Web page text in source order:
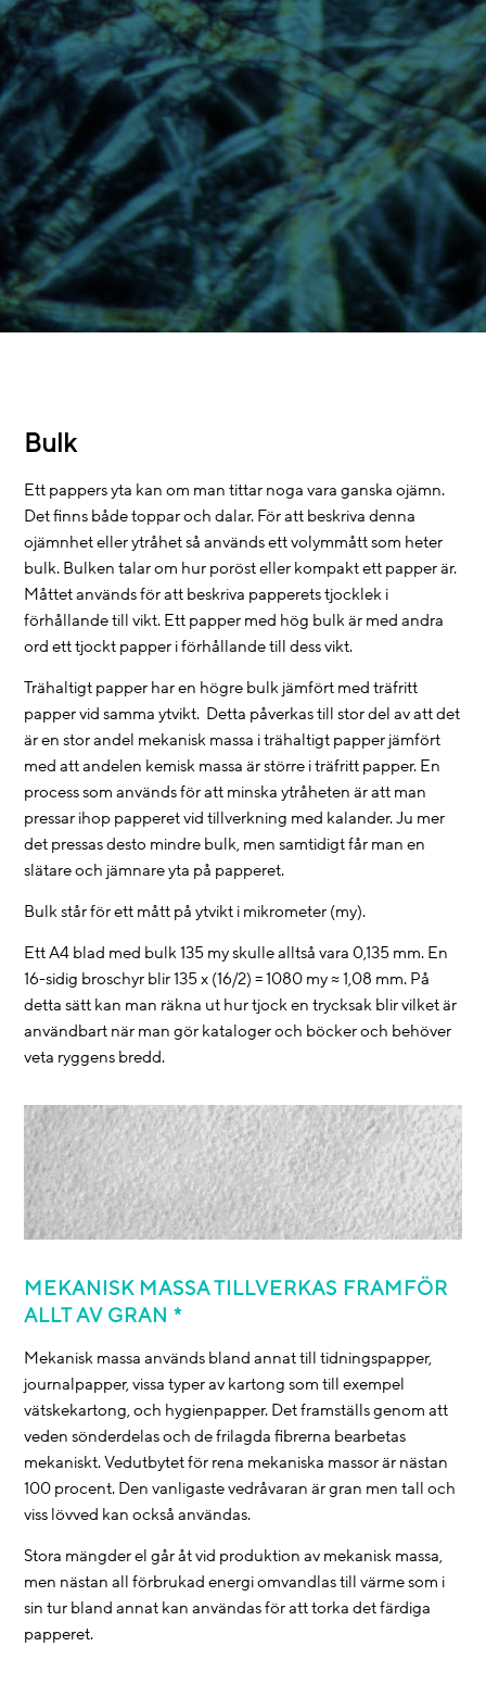
Bulk
Ett pappers yta kan om man tittar noga vara ganska ojämn.
Det finns både toppar och dalar. För att beskriva denna
ojämnhet eller ytråhet så används ett volymmått som heter
bulk. Bulken talar om hur poröst eller kompakt ett papper är.
Måttet används för att beskriva papperets tjocklek i
förhållande till vikt. Ett papper med hög bulk är med andra
ord ett tjockt papper i förhållande till dess vikt.
Trähaltigt papper har en högre bulk jämfört med träfritt
papper vid samma ytvikt. Detta påverkas till stor del av att det
är en stor andel mekanisk massa i trähaltigt papper jämfört
med att andelen kemisk massa är större i träfritt papper. En
process som används för att minska ytråheten är att man
pressar ihop papperet vid tillverkning med kalander. Ju mer
det pressas desto mindre bulk, men samtidigt får man en
slätare och jämnare yta på papperet.
Bulk står för ett mått på ytvikt i mikrometer (my).
Ett A4 blad med bulk 135 my skulle alltså vara 0,135 mm. En
16-sidig broschyr blir 135 x (16/2) = 1080 my ≈ 1,08 mm. På
detta sätt kan man räkna ut hur tjock en trycksak blir vilket är
användbart när man gör kataloger och böcker och behöver
veta ryggens bredd.
MEKANISK MASSA TILLVERKAS FRAMFÖR
ALLT AV GRAN *
Mekanisk massa används bland annat till tidningspapper,
journalpapper, vissa typer av kartong som till exempel
vätskekartong, och hygienpapper. Det framställs genom att
veden sönderdelas och de frilagda fibrerna bearbetas
mekaniskt. Vedutbytet för rena mekaniska massor är nästan
100 procent. Den vanligaste vedråvaran är gran men tall och
viss lövved kan också användas.
Stora mängder el går åt vid produktion av mekanisk massa,
men nästan all förbrukad energi omvandlas till värme som i
sin tur bland annat kan användas för att torka det färdiga
papperet.